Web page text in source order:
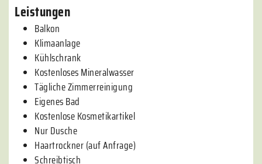
Leistungen
Balkon
Klimaanlage
Kühlschrank
Kostenloses Mineralwasser
Tägliche Zimmerreinigung
Eigenes Bad
Kostenlose Kosmetikartikel
Nur Dusche
Haartrockner (auf Anfrage)
Schreibtisch